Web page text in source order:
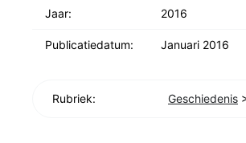
Jaar: 2016
Publicatiedatum: Januari 2016
Rubriek: Geschiedenis